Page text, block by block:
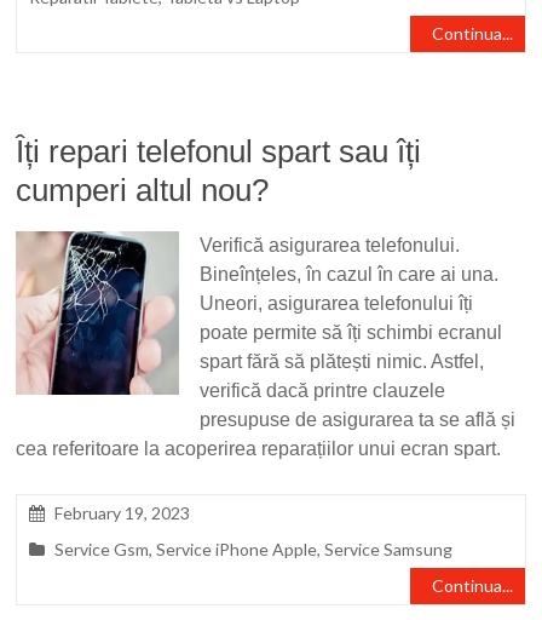
Continua...
Îți repari telefonul spart sau îți
cumperi altul nou?
Verifică asigurarea telefonului.
Bineînțeles, în cazul în care ai una.
Uneori, asigurarea telefonului îți
poate permite să îți schimbi ecranul
spart fără să plătești nimic. Astfel,
verifică dacă printre clauzele
presupuse de asigurarea ta se află și
cea referitoare la acoperirea reparațiilor unui ecran spart.
February 19, 2023
Service Gsm,Service iPhone Apple,Service Samsung
Continua...